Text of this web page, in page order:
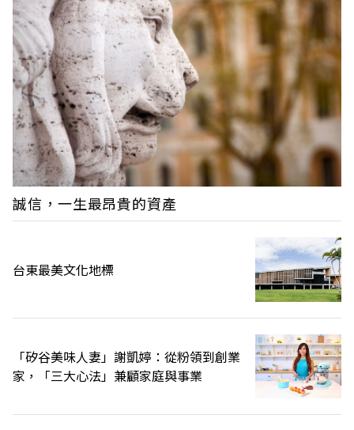
誠信，一生最昂貴的資產
台東最美文化地標
「矽谷美味人妻」謝凱婷：從粉領到創業
家，「三大心法」兼顧家庭與事業